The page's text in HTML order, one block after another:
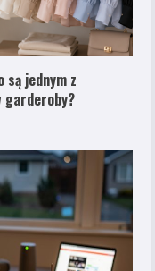
są jednym z
garderoby?